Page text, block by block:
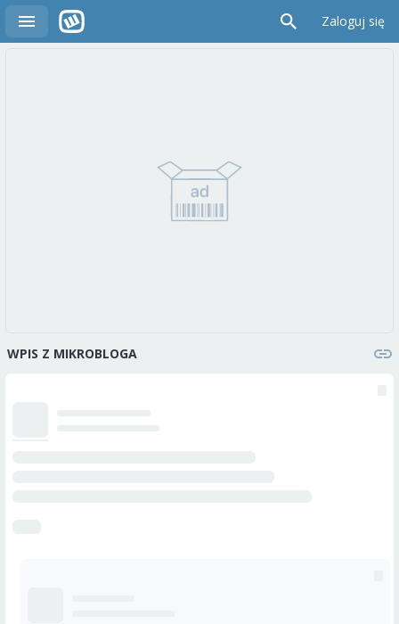
Zaloguj się
WPIS Z MIKROBLOGA